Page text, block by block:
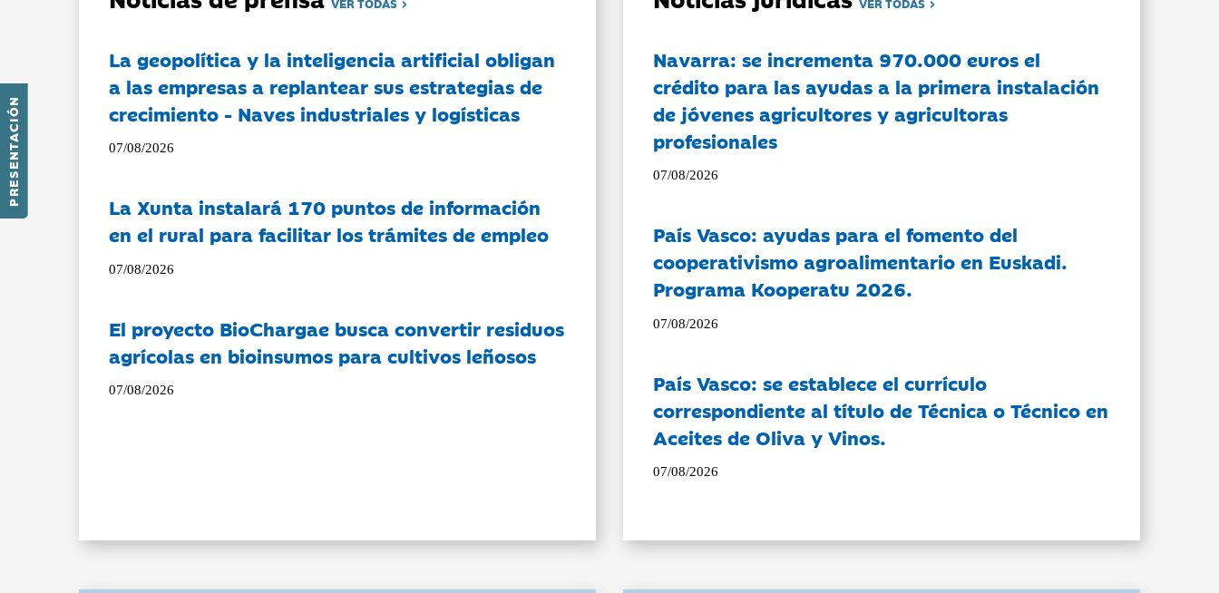
PRESENTACIÓN
La geopolítica y la inteligencia artificial obligan
a las empresas a replantear sus estrategias de
crecimiento - Naves industriales y logísticas
07/08/2026
La Xunta instalará 170 puntos de información
en el rural para facilitar los trámites de empleo
07/08/2026
El proyecto BioChargae busca convertir residuos
agrícolas en bioinsumos para cultivos leñosos
07/08/2026
Navarra: se incrementa 970.000 euros el
crédito para las ayudas a la primera instalación
de jóvenes agricultores y agricultoras
profesionales
07/08/2026
País Vasco: ayudas para el fomento del
cooperativismo agroalimentario en Euskadi.
Programa Kooperatu 2026.
07/08/2026
País Vasco: se establece el currículo
correspondiente al título de Técnica o Técnico en
Aceites de Oliva y Vinos.
07/08/2026